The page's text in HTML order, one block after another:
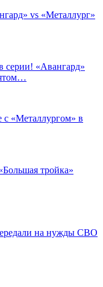
vs «Металлург»
серии! «Авангард»
«Металлургом» в
тройка»
на нужды СВО